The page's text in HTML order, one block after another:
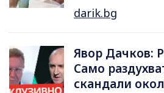
darik.bg
Явор Дачков:
Само
скандали